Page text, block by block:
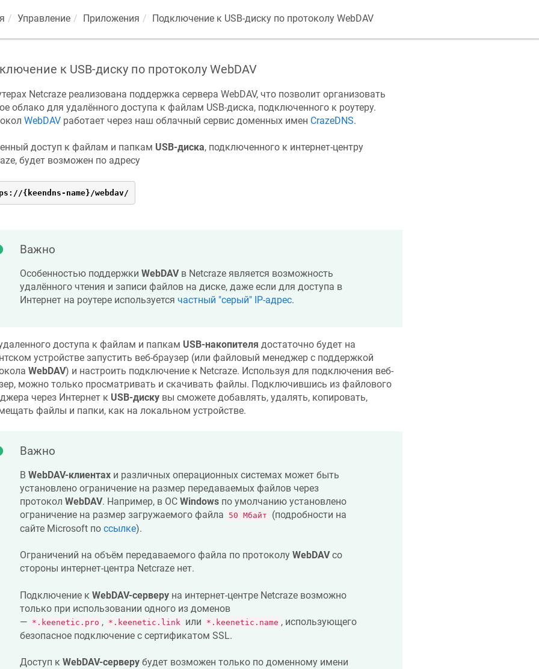
Управление Приложения Подключение к USB-диску по протоколу WebDAV
к USB-диску по протоколу WebDAV
Netcrazeреализована поддержка сервера WebDAV, что позволит организовать
облако для удалённого доступа к файлам USB-диска, подключенного к роутеру.
WebDAVработает через наш облачный сервис доменных имен CrazeDNS.
доступ к файлам и папкам USB-диска, подключенного к интернет-центру
, будет возможен по адресу
{keendns-name}/webdav/
Важно
Особенностью поддержки WebDAVв Netcrazeявляется возможность
удалённого чтения и записи файлов на диске, даже если для доступа в
Интернет на роутере используется частный "серый" IP-адрес.
доступа к файлам и папкам USB-накопителя достаточно будет на
устройстве запустить веб-браузер (или файловый менеджер с поддержкой
WebDAV) и настроить подключение к Netcraze. Используя для подключения веб-
можно только просматривать и скачивать файлы. Подключившись из файлового
через Интернет к USB-дискувы сможете добавлять, удалять, копировать,
файлы и папки, как на локальном устройстве.
Важно
В WebDAV-клиентахи различных операционных системах может быть
установлено ограничение на размер передаваемых файлов через
протокол WebDAV. Например, в ОС Windowsпо умолчанию установлено
ограничение на размер загружаемого файла
50 Мбайт
(подробности на
сайте Microsoft по ссылке).
Ограничений на объём передаваемого файла по протоколу WebDAVсо
стороны интернет-центра Netcrazeнет.
Подключение к WebDAV-серверуна интернет-центре Netcrazeвозможно
только при использовании одного из доменов
— *.keenetic.pro , *.keenetic.link или *.keenetic.name , использующего
безопасное подключение c сертификатом SSL.
Доступ к WebDAV-серверубудет возможен только по доменному имени